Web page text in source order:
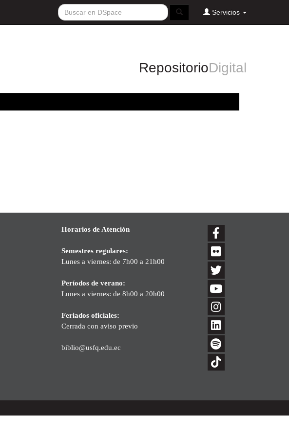
Servicios
RepositorioDigital
Horarios de Atención
Semestres regulares:
Lunes a viernes: de 7h00 a 21h00
Períodos de verano:
Lunes a viernes: de 8h00 a 20h00
Feriados oficiales:
Cerrada con aviso previo
biblio@usfq.edu.ec